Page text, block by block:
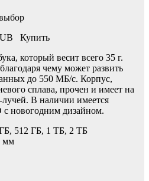
Купить
который весит всего 35 г.
чему может развить
до 550 МБ/с. Корпус,
сплава, прочен и имеет на
В наличии имеется
с новогодним дизайном.
512 ГБ, 1 ТБ, 2 ТБ
мм